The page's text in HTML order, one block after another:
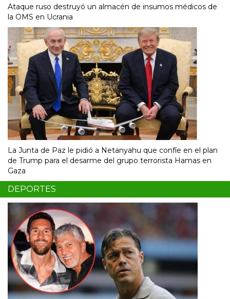
Ataque ruso destruyó un almacén de insumos médicos de
la OMS en Ucrania
La Junta de Paz le pidió a Netanyahu que confíe en el plan
de Trump para el desarme del grupo terrorista Hamas en
Gaza
DEPORTES